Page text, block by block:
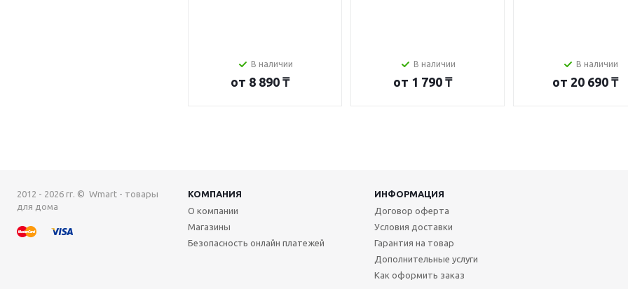
В наличии
от 8 890 ₸
В наличии
от 1 790 ₸
В наличии
от 20 690 ₸
2012 - 2026 гг. © Wmart - товары
для дома
КОМПАНИЯ
ИНФОРМАЦИЯ
О компании
Магазины
Безопасность онлайн платежей
Договор оферта
Условия доставки
Гарантия на товар
Дополнительные услуги
Как оформить заказ